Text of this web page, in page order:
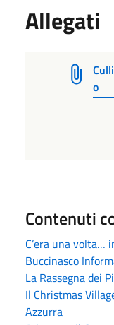
Allegati
o
Contenuti
C’era una volta…
Buccinasco
La Rassegna dei
Il Christmas
Azzurra